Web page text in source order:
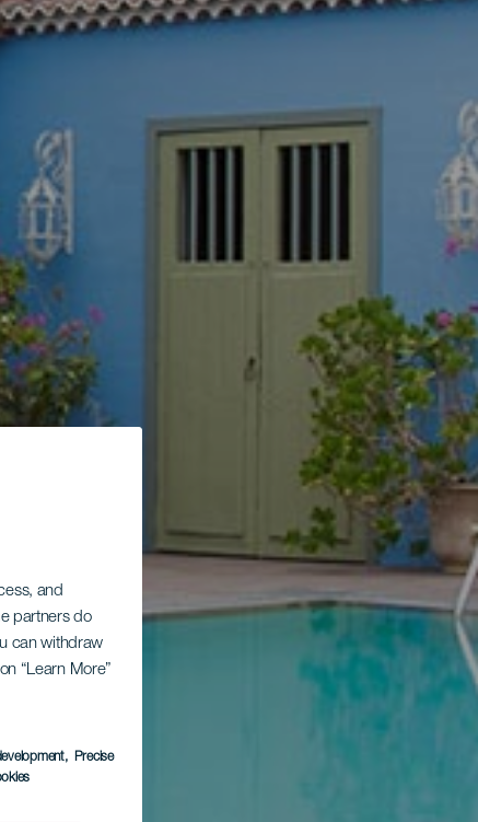
and
partners do
can withdraw
“Learn More”
, Precise